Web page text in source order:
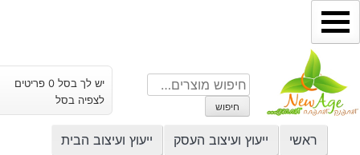
דילוג
לתוכן
חיפוש
עבור:
חיפוש
יש לך בסל 0 פריטים
לצפיה בסל
ראשי ייעוץ ועיצוב העסק ייעוץ ועיצוב הבית